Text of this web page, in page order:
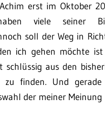
erst im Oktober
viele seiner
soll der Weg in
ich gehen möchte
aus den
finden. Und
der meiner